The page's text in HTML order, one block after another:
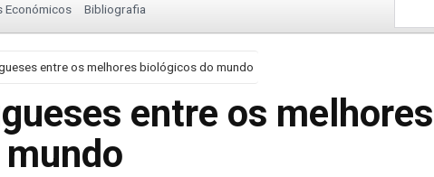
Económicos Bibliografia
entre os melhores biológicos do mundo
entre os melhores